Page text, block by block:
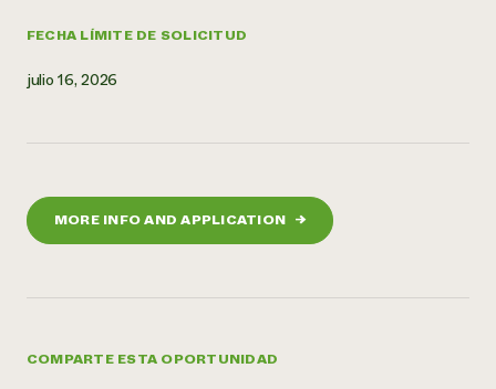
FECHA LÍMITE DE SOLICITUD
julio 16, 2026
MORE INFO AND APPLICATION →
COMPARTE ESTA OPORTUNIDAD